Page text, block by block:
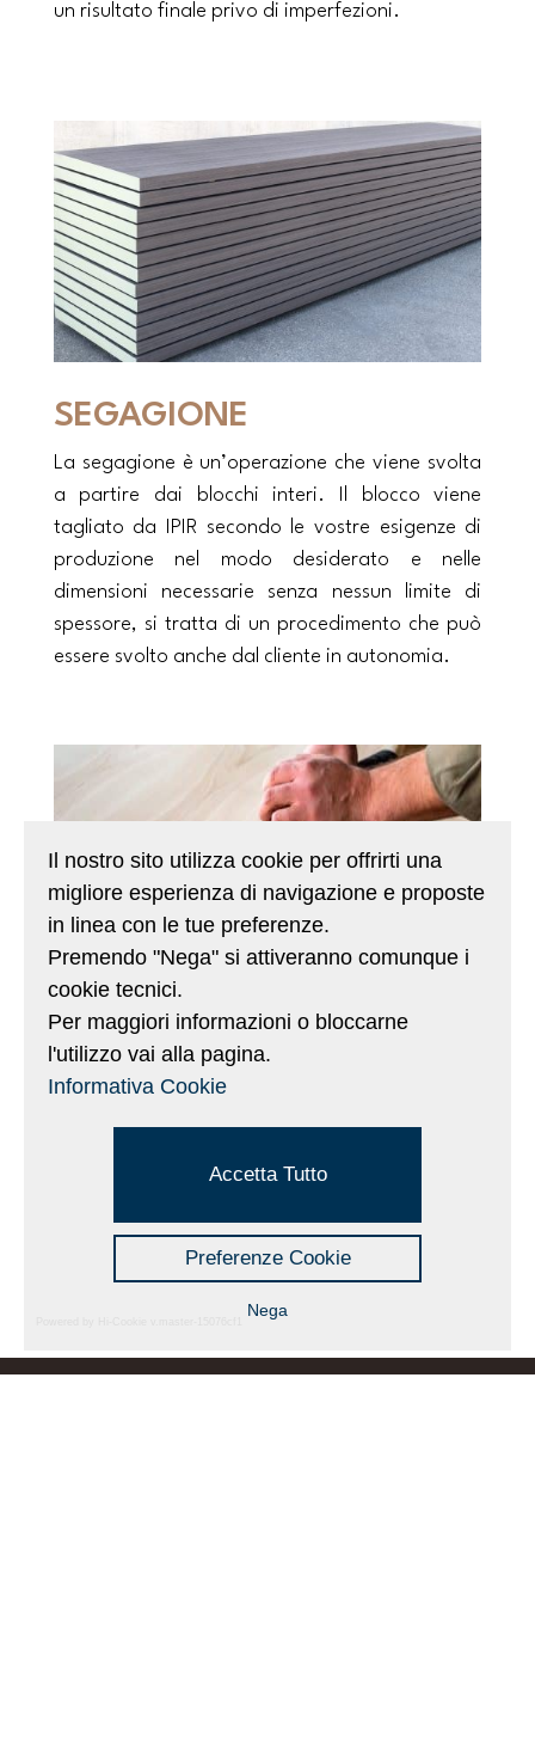
un risultato finale privo di imperfezioni.
SEGAGIONE
La segagione è un’operazione che viene svolta
a partire dai blocchi interi. Il blocco viene
tagliato da IPIR secondo le vostre esigenze di
produzione nel modo desiderato e nelle
dimensioni necessarie senza nessun limite di
spessore, si tratta di un procedimento che può
essere svolto anche dal cliente in autonomia.
CARTEGGIATURA
di colore durante le fasi di carteggiatura perchè
Il nostro sito utilizza cookie per offrirti una
migliore esperienza di navigazione e proposte
in linea con le tue preferenze.
Premendo "Nega" si attiveranno comunque i
cookie tecnici.
Per maggiori informazioni o bloccarne
l'utilizzo vai alla pagina.
Informativa Cookie
Accetta Tutto
Preferenze Cookie
Nega